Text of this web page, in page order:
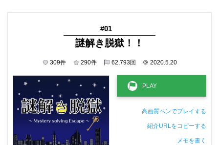
#01
謎解き脱獄！！
309件 290件 62,793回 © 2020.5.20
高画質ペンでプレイする
紹介URLをコピーする
メモを書く